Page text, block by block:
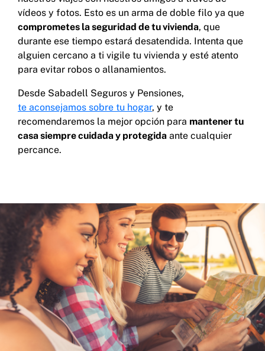
vídeos y fotos. Esto es un arma de doble filo ya que
comprometes la seguridad de tu vivienda, que
durante ese tiempo estará desatendida. Intenta que
alguien cercano a ti vigile tu vivienda y esté atento
para evitar robos o allanamientos.
Desde Sabadell Seguros y Pensiones,
te aconsejamos sobre tu hogar, y te
recomendaremos la mejor opción para mantener tu
casa siempre cuidada y protegida ante cualquier
percance.